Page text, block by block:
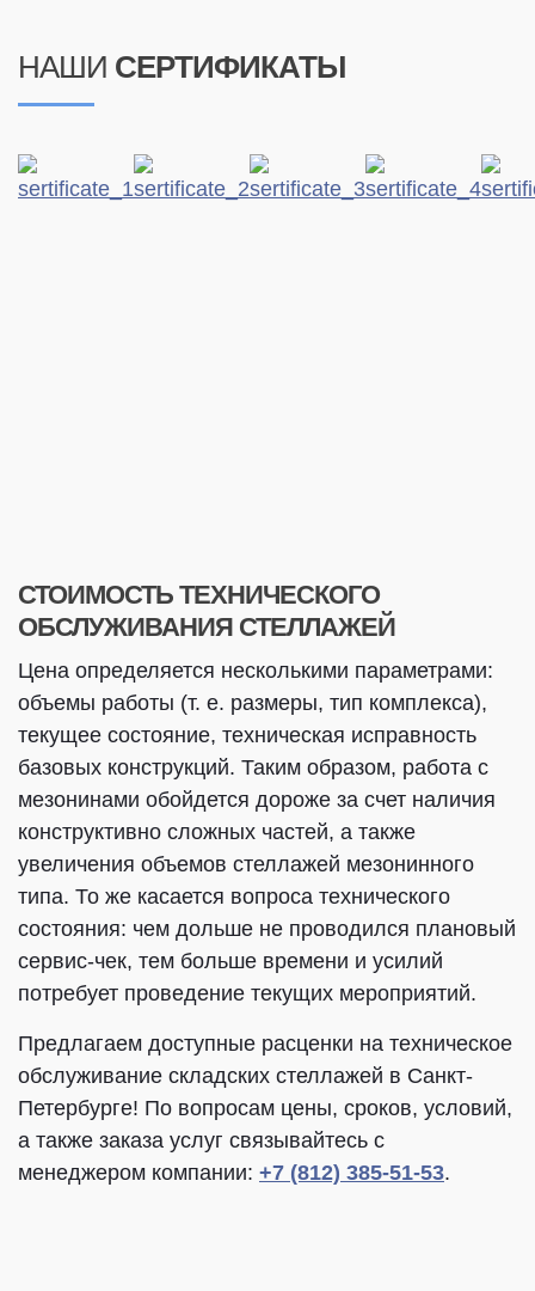
НАШИ СЕРТИФИКАТЫ
СТОИМОСТЬ ТЕХНИЧЕСКОГО
ОБСЛУЖИВАНИЯ СТЕЛЛАЖЕЙ
Цена определяется несколькими параметрами:
объемы работы (т. е. размеры, тип комплекса),
текущее состояние, техническая исправность
базовых конструкций. Таким образом, работа с
мезонинами обойдется дороже за счет наличия
конструктивно сложных частей, а также
увеличения объемов стеллажей мезонинного
типа. То же касается вопроса технического
состояния: чем дольше не проводился плановый
сервис-чек, тем больше времени и усилий
потребует проведение текущих мероприятий.
Предлагаем доступные расценки на техническое
обслуживание складских стеллажей в Санкт-
Петербурге! По вопросам цены, сроков, условий,
а также заказа услуг связывайтесь с
менеджером компании: +7 (812) 385-51-53.